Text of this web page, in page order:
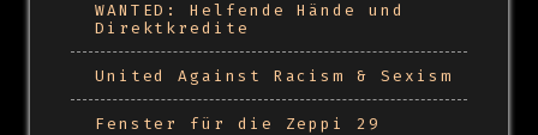
WANTED: Helfende Hände und
Direktkredite
United Against Racism & Sexism
Fenster für die Zeppi 29